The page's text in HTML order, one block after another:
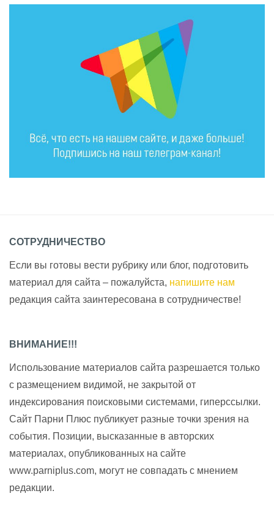
СОТРУДНИЧЕСТВО
Если вы готовы вести рубрику или блог, подготовить
материал для сайта – пожалуйста, напишите нам
редакция сайта заинтересована в сотрудничестве!
ВНИМАНИЕ!!!
Использование материалов сайта разрешается только
с размещением видимой, не закрытой от
индексирования поисковыми системами, гиперссылки.
Сайт Парни Плюс публикует разные точки зрения на
события. Позиции, высказанные в авторских
материалах, опубликованных на сайте
www.parniplus.com, могут не совпадать с мнением
редакции.